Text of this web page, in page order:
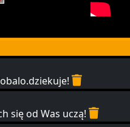
się od Was uczą!